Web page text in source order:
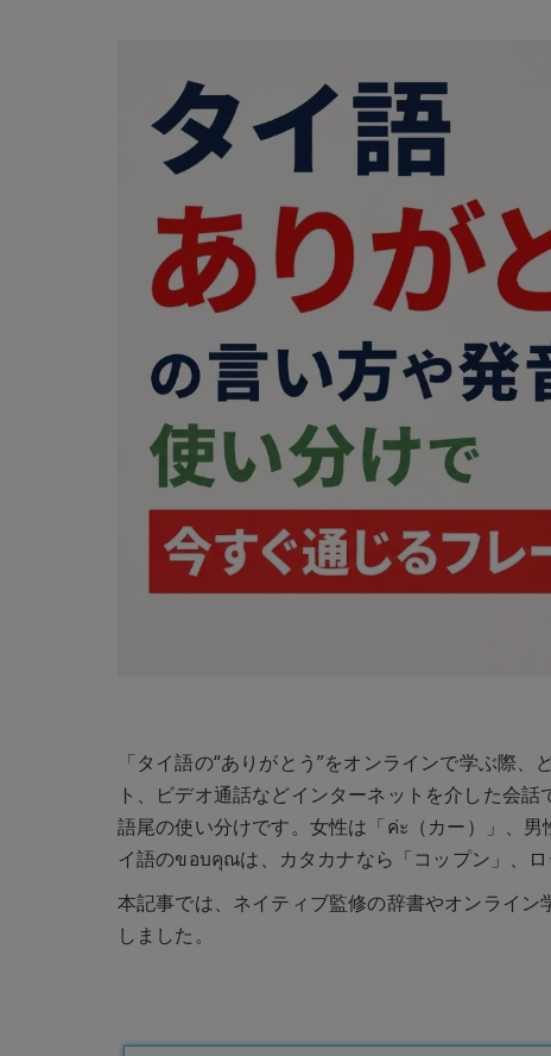
「タイ語の“ありがとう”をオンラインで学ぶ際
ト、ビデオ通話などインターネットを介した会
語尾の使い分けです。女性は「ค่ะ（カー）」、
イ語のขอบคุณは、カタカナなら「コップン」、
本記事では、ネイティブ監修の辞書やオンライ
しました。